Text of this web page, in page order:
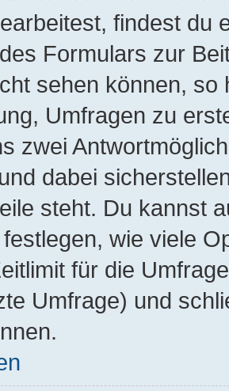
findest du
Formulars zur
sehen können,
Umfragen zu
zwei
dabei
steht. Du kannst
festlegen, wie viele
für die
Umfrage) und